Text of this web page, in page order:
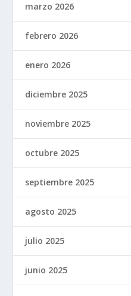
marzo 2026
febrero 2026
enero 2026
diciembre 2025
noviembre 2025
octubre 2025
septiembre 2025
agosto 2025
julio 2025
junio 2025